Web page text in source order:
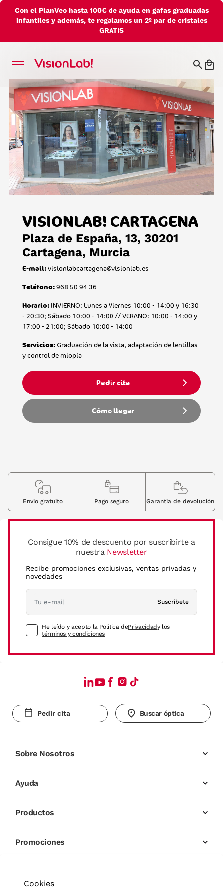
Con el PlanVeo hasta 100€ de ayuda en gafas graduadas
infantiles y además, te regalamos un 2º par de cristales
GRATIS
VISIONLAB! CARTAGENA
Plaza de España, 13, 30201
Cartagena, Murcia
E-mail:visionlabcartagena@visionlab.es
Teléfono:968 50 94 36
Horario:INVIERNO: Lunes a Viernes 10:00 - 14:00 y 16:30
- 20:30; Sábado 10:00 - 14:00 // VERANO: 10:00 - 14:00 y
17:00 - 21:00; Sábado 10:00 - 14:00
Servicios:Graduación de la vista, adaptación de lentillas
y control de miopía
Pedir cita
Cómo llegar
Consigue 10% de descuento por suscribirte a
nuestra Newsletter
Recibe promociones exclusivas, ventas privadas y
novedades
Suscríbete
He leído y acepto la Política dePrivacidady los
términos y condiciones
Envio gratuito Pago seguro Garantia de devolución
Pedir cita Buscar óptica
Sobre Nosotros
Ayuda
Productos
Promociones
Cookies